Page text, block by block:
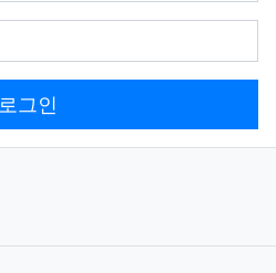
로그인